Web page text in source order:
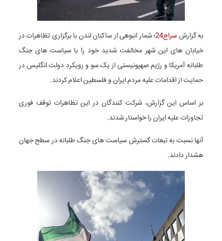
به گزارشسراج24
؛ شمار انبوهی از ساکنان لندن با برگزاری تظاهرات در
خیابان های این شهر مخالفت شدید خود را با سیاست های جنگ
طلبانه آمریکا و رژیم صهیونیستی از یک سو و رویکرد دولت انگلیس در
حمایت از اقدامات علیه مردم ایران و فلسطین اعلام کردند.
بر اساس این گزارش، شرکت کنندگان در این تظاهرات توقف فوری
تجاوزات علیه ایران را خواستار شدند.
آنها نسبت به تبعات گسترش سیاست های جنگ طلبانه در سطح جهان
هشدار دادند.